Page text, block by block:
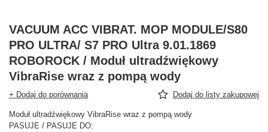
VACUUM ACC VIBRAT. MOP MODULE/S80
PRO ULTRA/ S7 PRO Ultra 9.01.1869
ROBOROCK / Moduł ultradźwiękowy
VibraRise wraz z pompą wody
+ Dodaj do porównania Dodaj do listy zakupowej
Moduł ultradźwiękowy VibraRise wraz z pompą wody
PASUJE / PASUJE DO: